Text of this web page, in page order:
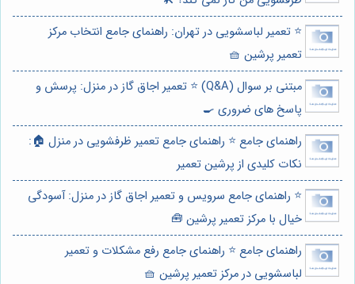
⭐️ تعمیر لباسشویی در تهران: راهنمای جامع انتخاب مرکز
تعمیر پرشین 🧺
مبتنی بر سوال (Q&A) ⭐️ تعمیر اجاق گاز در منزل: پرسش و
پاسخ های ضروری 🍳
راهنمای جامع ⭐️ راهنمای جامع تعمیر ظرفشویی در منزل 🏠:
نکات کلیدی از پرشین تعمیر
⭐️ راهنمای جامع سرویس و تعمیر اجاق گاز در منزل: آسودگی
خیال با مرکز تعمیر پرشین 🧰
راهنمای جامع ⭐️ راهنمای جامع رفع مشکلات و تعمیر
لباسشویی در مرکز تعمیر پرشین 🧺